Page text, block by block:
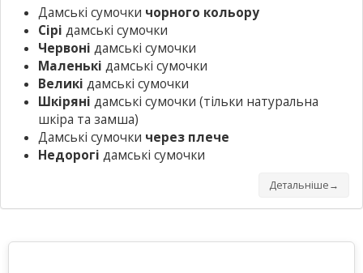
Дамські сумочки чорного кольору
Сірі дамські сумочки
Червоні дамські сумочки
Маленькі дамські сумочки
Великі дамські сумочки
Шкіряні дамські сумочки (тільки натуральна
шкіра та замша)
Дамські сумочки через плече
Недорогі дамські сумочки
Детальніше→